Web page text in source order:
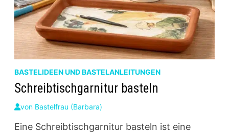
BASTELIDEEN UND BASTELANLEITUNGEN
Schreibtischgarnitur basteln
von Bastelfrau (Barbara)
Eine Schreibtischgarnitur basteln ist eine